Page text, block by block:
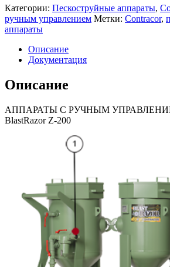
Категории: Пескоструйные аппараты,
ручным управлением Метки: Contracor,
аппараты
Описание
Документация
Описание
АППАРАТЫ С РУЧНЫМ УПРАВЛЕНИЕМ
BlastRazor Z-200